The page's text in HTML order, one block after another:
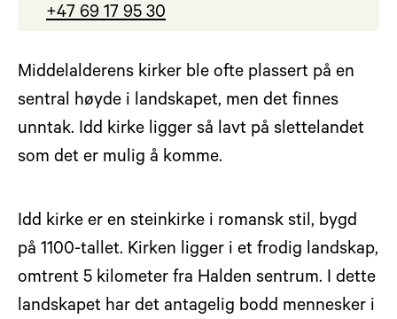
+47 69 17 95 30
Middelalderens kirker ble ofte plassert på en
sentral høyde i landskapet, men det finnes
unntak. Idd kirke ligger så lavt på slettelandet
som det er mulig å komme.
Idd kirke er en steinkirke i romansk stil, bygd
på 1100-tallet. Kirken ligger i et frodig landskap,
omtrent 5 kilometer fra Halden sentrum. I dette
landskapet har det antagelig bodd mennesker i